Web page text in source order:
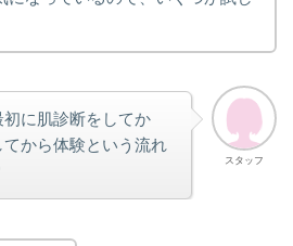
スタッフ
に肌診断をしてか
から体験という流れ